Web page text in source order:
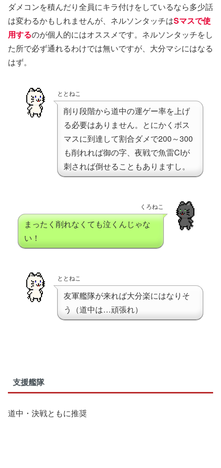
ダメコンを積んだり全員にキラ付けをしているなら多少話
は変わるかもしれませんが、ネルソンタッチはSマスで使
用するのが個人的にはオススメです。ネルソンタッチをし
た所で必ず通れるわけでは無いですが、大分マシにはなる
はず。
ととねこ
削り段階から道中の運ゲー率を上げ
る必要はありません。とにかくボス
マスに到達して割合ダメで200～300
も削れれば御の字、夜戦で魚雷CIが
刺されば倒せることもありますし。
くろねこ
まったく削れなくても泣くんじゃな
い！
ととねこ
友軍艦隊が来れば大分楽にはなりそ
う（道中は…頑張れ）
支援艦隊
道中・決戦ともに推奨